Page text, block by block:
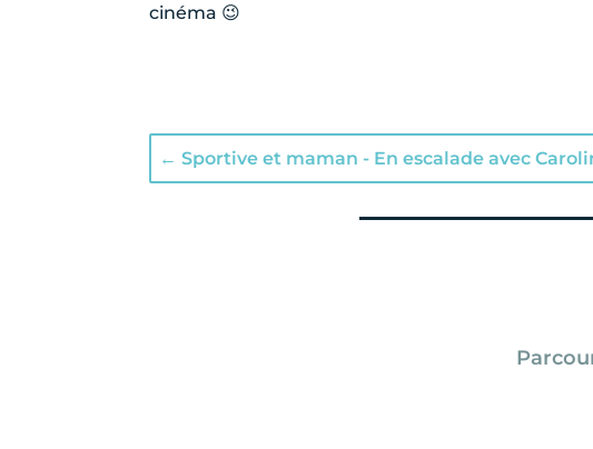
cinéma 😉
←Sportive et maman - En escalade avec